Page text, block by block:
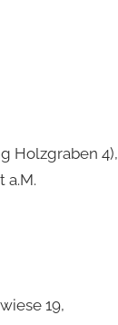
Holzgraben 4),
a.M.
19,